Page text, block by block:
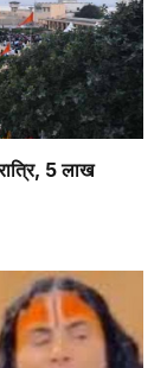
5 लाख